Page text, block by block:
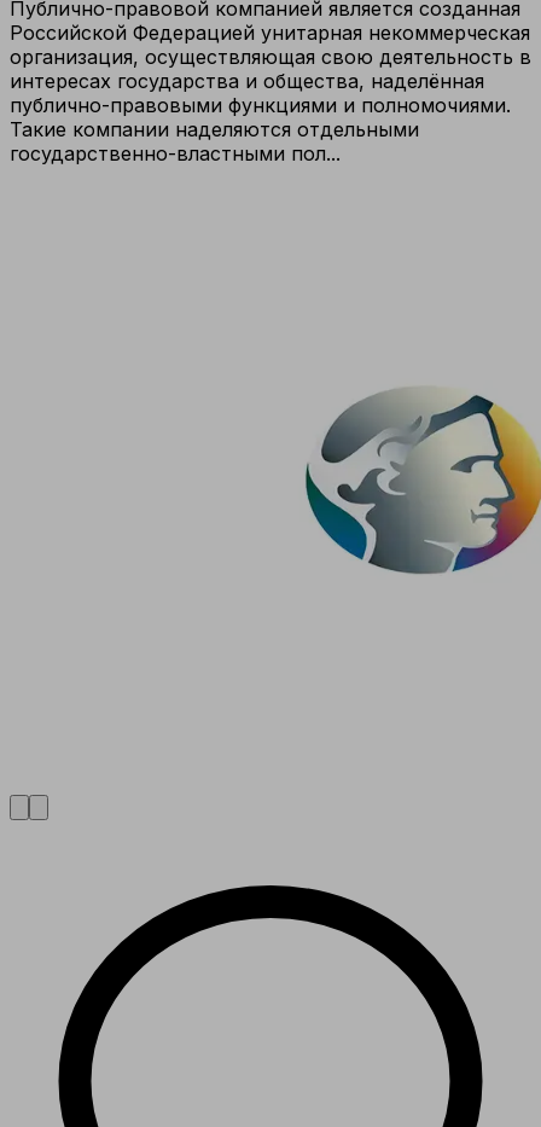
Публично-правовой компанией является созданная
Российской Федерацией унитарная некоммерческая
организация, осуществляющая свою деятельность в
интересах государства и общества, наделённая
публично-правовыми функциями и полномочиями.
Такие компании наделяются отдельными
государственно-властными пол...